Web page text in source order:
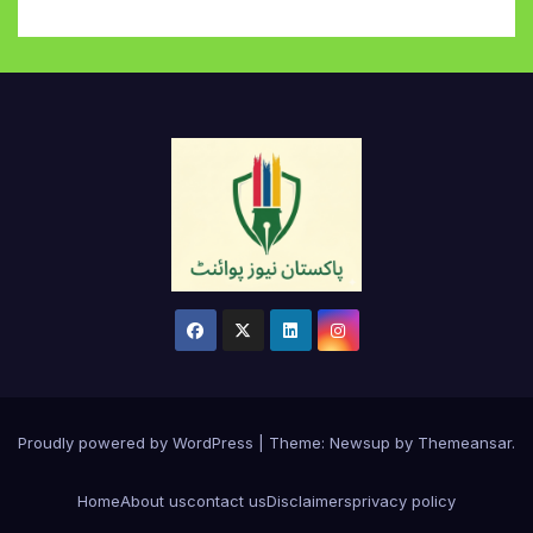
Proudly powered by WordPress Theme: Newsup by Themeansar.
HomeAbout uscontact usDisclaimersprivacy policy